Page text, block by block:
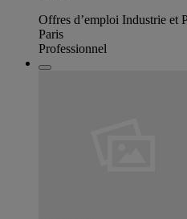
Offres d’emploi Industrie et
Paris
Professionnel